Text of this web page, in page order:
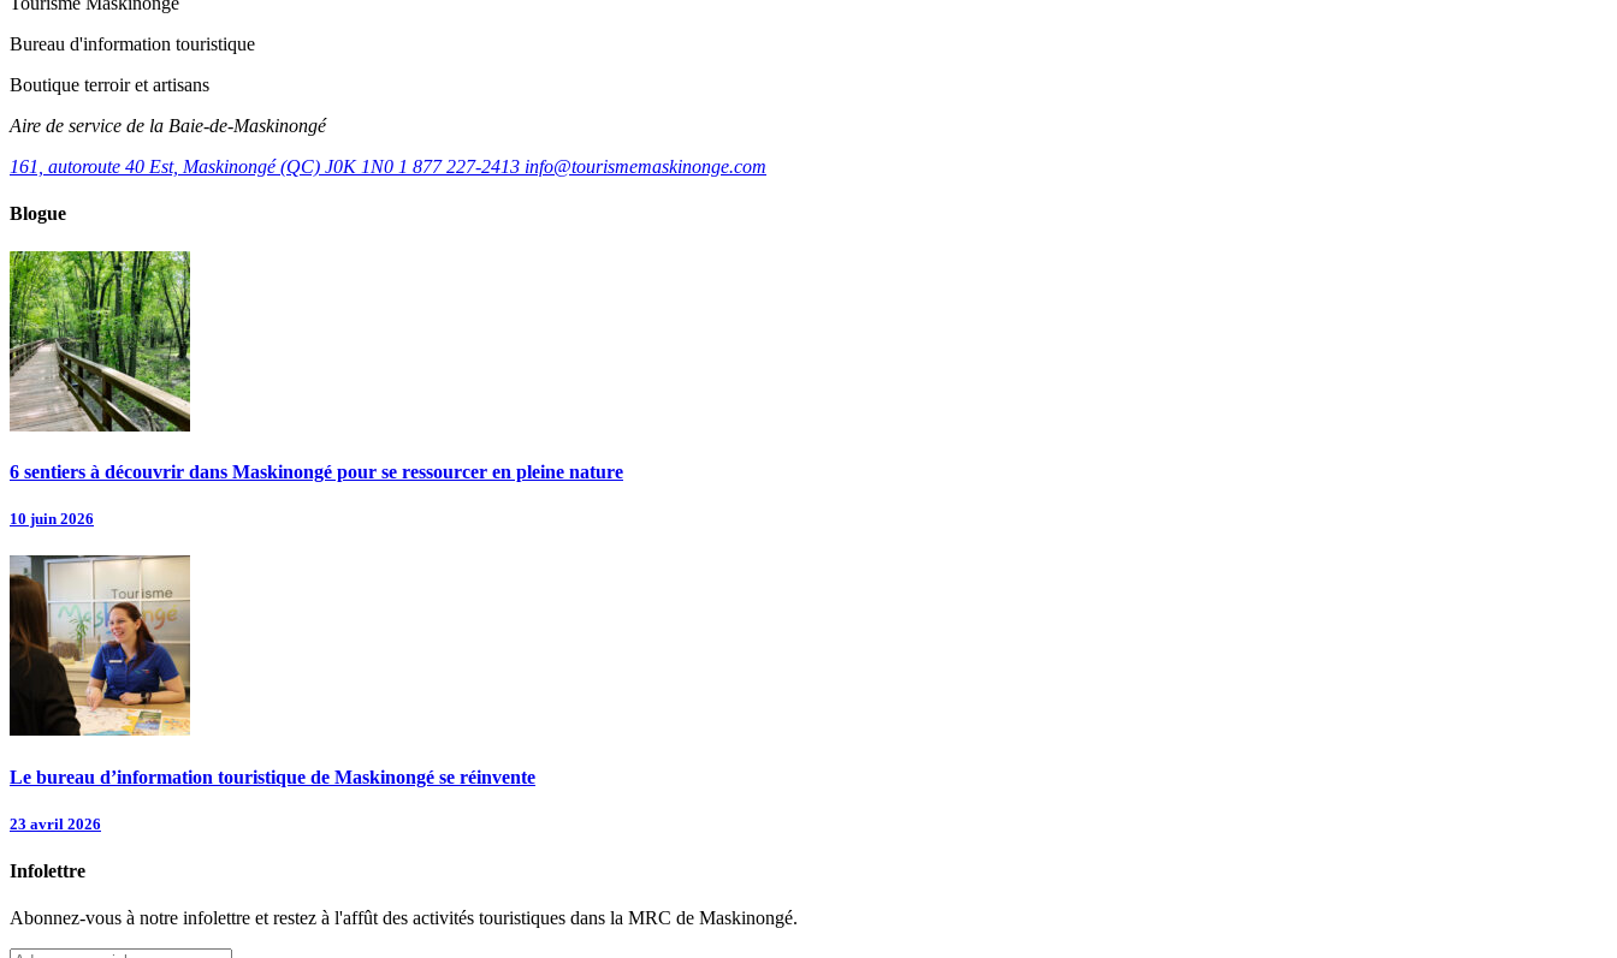
Bureau d'information touristique
Boutique terroir et artisans
Aire de service de la Baie-de-Maskinongé
161, autoroute 40 Est, Maskinongé (QC) J0K 1N0 1 877 227-2413 info@tourismemaskinonge.com
Blogue
6 sentiers à découvrir dans Maskinongé pour se ressourcer en pleine nature
10 juin 2026
Le bureau d’information touristique de Maskinongé se réinvente
23 avril 2026
Infolettre
Abonnez-vous à notre infolettre et restez à l'affût des activités touristiques dans la MRC de Maskinongé.